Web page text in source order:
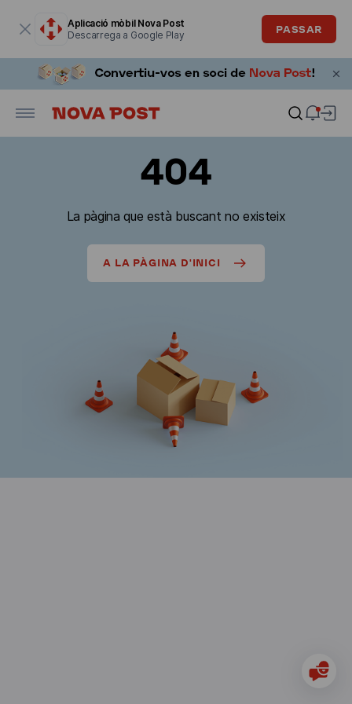
Aplicació mòbil Nova Post
Descarrega a Google Play
PASSAR
404
La pàgina que està buscant no existeix
A LA PÀGINA D'INICI